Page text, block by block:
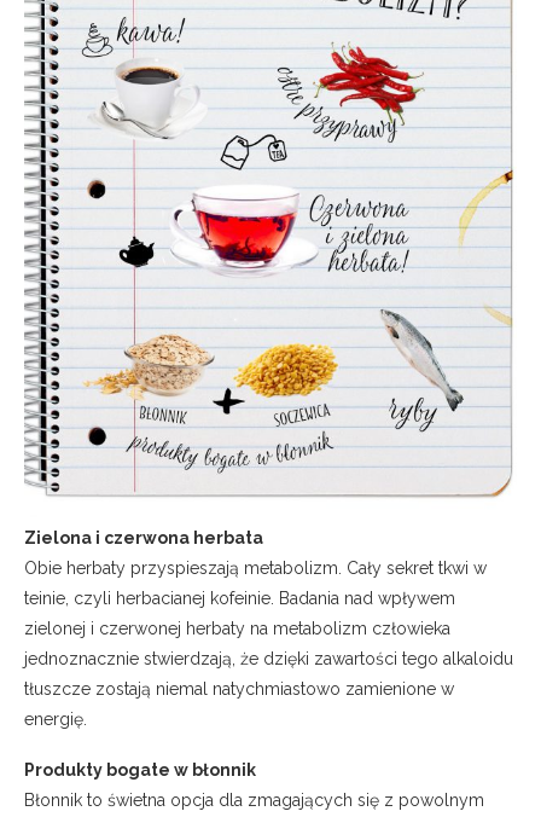
Zielona i czerwona herbata
Obie herbaty przyspieszają metabolizm. Cały sekret tkwi w
teinie, czyli herbacianej kofeinie. Badania nad wpływem
zielonej i czerwonej herbaty na metabolizm człowieka
jednoznacznie stwierdzają, że dzięki zawartości tego alkaloidu
tłuszcze zostają niemal natychmiastowo zamienione w
energię.
Produkty bogate w błonnik
Błonnik to świetna opcja dla zmagających się z powolnym